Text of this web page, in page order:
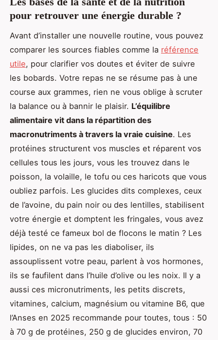
pour retrouver une énergie durable ?
Avant d’installer une nouvelle routine, vous pouvez
comparer les sources fiables comme la référence
utile, pour clarifier vos doutes et éviter de suivre
les bobards. Votre repas ne se résume pas à une
course aux grammes, rien ne vous oblige à scruter
la balance ou à bannir le plaisir. L’équilibre
alimentaire vit dans la répartition des
macronutriments à travers la vraie cuisine. Les
protéines structurent vos muscles et réparent vos
cellules tous les jours, vous les trouvez dans le
poisson, la volaille, le tofu ou ces haricots que vous
oubliez parfois. Les glucides dits complexes, ceux
de l’avoine, du pain noir ou des lentilles, stabilisent
votre énergie et domptent les fringales, vous avez
déjà testé ce fameux bol de flocons le matin ? Les
lipides, on ne va pas les diaboliser, ils
assouplissent votre peau, parlent à vos hormones,
ils se faufilent dans l’huile d’olive ou les noix. Il y a
aussi ces micronutriments, les petits discrets,
vitamines, calcium, magnésium ou vitamine B6, que
l’Anses en 2025 recommande pour toutes, tous : 50
à 70 g de protéines, 250 g de glucides environ, 70